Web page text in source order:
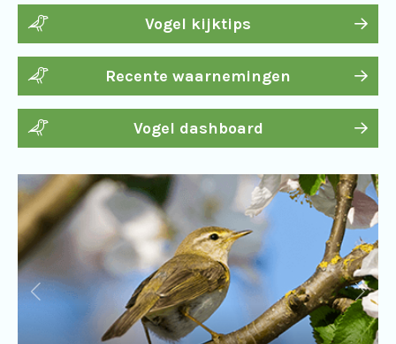
Vogel kijktips
Recente waarnemingen
Vogel dashboard